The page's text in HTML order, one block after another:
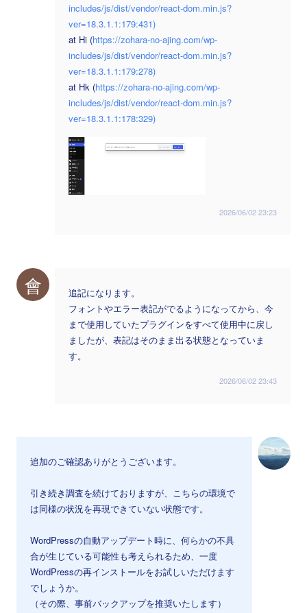
includes/js/dist/vendor/react-dom.min.js?
ver=18.3.1.1:179:431)
at Hi (https://zohara-no-ajing.com/wp-
includes/js/dist/vendor/react-dom.min.js?
ver=18.3.1.1:179:278)
at Hk (https://zohara-no-ajing.com/wp-
includes/js/dist/vendor/react-dom.min.js?
ver=18.3.1.1:178:329)
2026/06/02 23:23
會
追記になります。
フォントやエラー表記がでるようになってから、今
まで使用していたプラグインをすべて使用中に戻し
ましたが、表記はそのまま出る状態となっていま
す。
2026/06/02 23:43
追加のご確認ありがとうございます。
引き続き調査を続けておりますが、こちらの環境で
は同様の状況を再現できていない状態です。
WordPressの自動アップデート時に、何らかの不具
合が生じている可能性も考えられるため、一度
WordPressの再インストールをお試しいただけます
でしょうか。
（その際、事前バックアップを推奨いたします）